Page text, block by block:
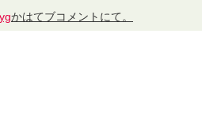
かはてブコメントにて。